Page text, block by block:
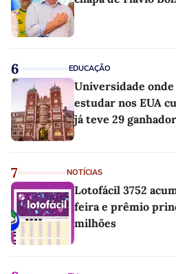
6 EDUCAÇÃO
Universidade
estudar nos EUA
já teve 29
7 NOTÍCIAS
Lotofácil 3752
feira e prêmio
milhões